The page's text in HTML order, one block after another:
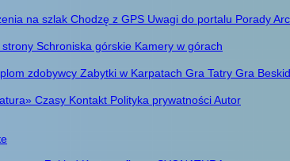
na szlak Chodzę z GPS Uwagi do portalu Porady
strony Schroniska górskie Kamery w górach
zdobywcy Zabytki w Karpatach Gra Tatry Gra
Czasy Kontakt Polityka prywatnościAutor